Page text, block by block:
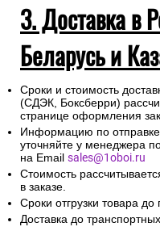
3. Доставка в
Беларусь и
Сроки и стоимость
(СДЭК, Боксберри)
странице оформления
Информацию по отправке
уточняйте у менеджера
на Email sales@1oboi.ru
Стоимость
в заказе.
Сроки отгрузки товара
Доставка до